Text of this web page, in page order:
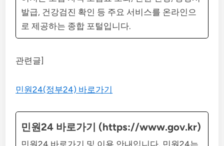
발급, 건강검진 확인 등 주요 서비스를 온라인으
로 제공하는 종합 포털입니다.
관련글]
민원24(정부24) 바로가기
민원24 바로가기 (https://www.gov.kr)
민원24 바로가기 및 이용 안내입니다. 민원24는